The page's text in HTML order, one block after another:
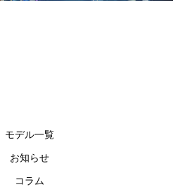
モデル一覧
お知らせ
コラム